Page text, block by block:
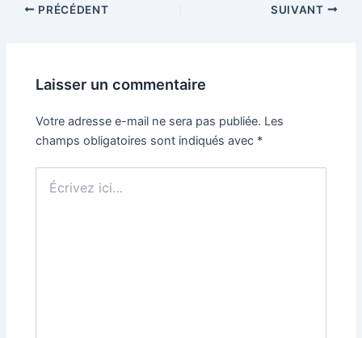
PRÉCÉDENT SUIVANT
Laisser un commentaire
Votre adresse e-mail ne sera pas publiée. Les
champs obligatoires sont indiqués avec *
ici…